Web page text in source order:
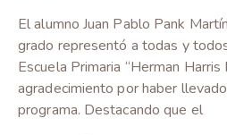
El alumno Juan Pablo Pank
grado representó a todas y
Escuela Primaria “Herman
agradecimiento por haber
programa. Destacando que el